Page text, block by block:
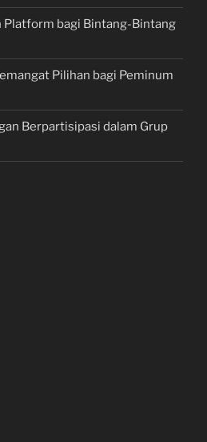
Platform bagi Bintang-Bintang
Pilihan bagi Peminum
Berpartisipasi dalam Grup